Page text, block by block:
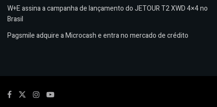
W+E assina a campanha de lançamento do JETOUR T2 XWD 4×4 no
Brasil
Pagsmile adquire a Microcash e entra no mercado de crédito